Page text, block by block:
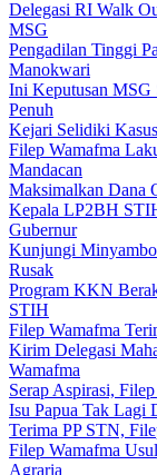
Delegasi RI Walk
MSG
Pengadilan Tinggi
Manokwari
Ini Keputusan MSG
Penuh
Kejari Selidiki
Filep Wamafma
Mandacan
Maksimalkan Dana
Kepala LP2BH
Gubernur
Kunjungi
Rusak
Program KKN
STIH
Filep Wamafma
Kirim Delegasi
Wamafma
Serap Aspirasi,
Isu Papua Tak Lagi
Terima PP STN,
Filep Wamafma
Agraria